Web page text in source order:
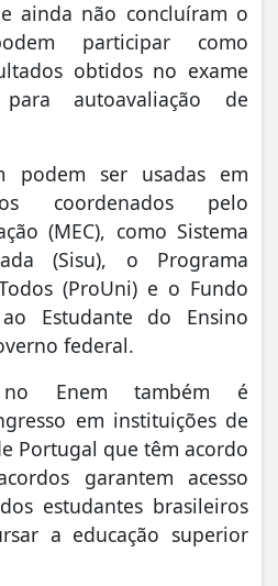
ainda não concluíram o
participar como
obtidos no exame
autoavaliação de
podem ser usadas em
coordenados pelo
(MEC), como Sistema
(Sisu), o Programa
(ProUni) e o Fundo
Estudante do Ensino
federal.
no Enem também é
em instituições de
Portugal que têm acordo
garantem acesso
estudantes brasileiros
a educação superior